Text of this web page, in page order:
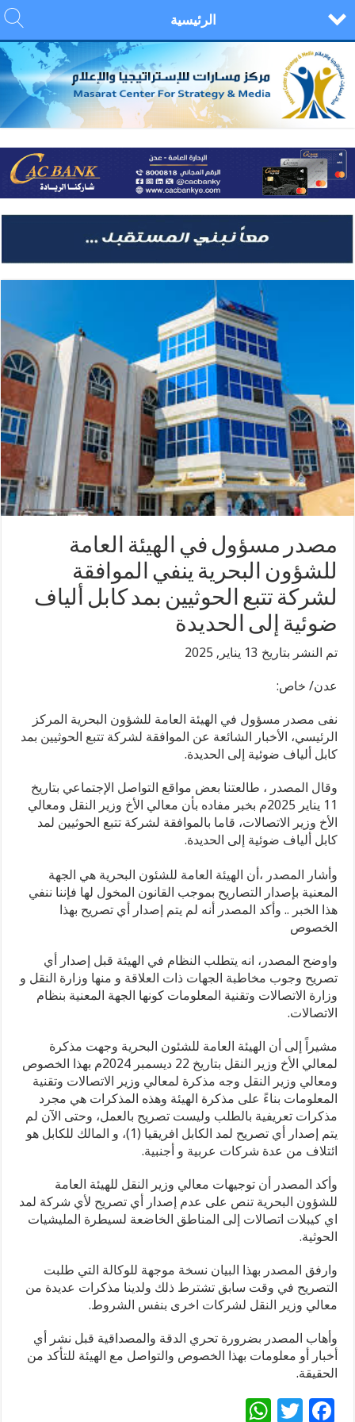
مصدر مسؤول في الهيئة العامة
للشؤون البحرية ينفي الموافقة
لشركة تتبع الحوثيين بمد كابل ألياف
ضوئية إلى الحديدة
تم النشر بتاريخ 13 يناير, 2025
عدن/ خاص:
نفى مصدر مسؤول في الهيئة العامة للشؤون البحرية المركز
الرئيسي، الأخبار الشائعة عن الموافقة لشركة تتبع الحوثيين بمد
كابل ألياف ضوئية إلى الحديدة.
وقال المصدر ، طالعتنا بعض مواقع التواصل الإجتماعي بتاريخ
11 يناير 2025م ‏بخبر مفاده بأن معالي الأخ وزير النقل ومعالي
الأخ وزير الاتصالات، قاما بالموافقة لشركة تتبع الحوثيين لمد
كابل ألياف ضوئية إلى الحديدة.
وأشار المصدر ،أن الهيئة العامة للشئون البحرية هي الجهة
المعنية بإصدار التصاريح بموجب القانون المخول لها فإننا ننفي
هذا الخبر .. وأكد المصدر أنه لم يتم إصدار أي تصريح بهذا
الخصوص
واوضح المصدر، انه يتطلب النظام في الهيئة قبل إصدار أي
تصريح وجوب مخاطبة الجهات ذات العلاقة و منها وزارة النقل و
وزارة الاتصالات وتقنية المعلومات كونها الجهة المعنية بنظام
الاتصالات.
مشيراً إلى أن الهيئة العامة للشئون البحرية وجهت مذكرة
لمعالي الأخ وزير النقل بتاريخ 22 ديسمبر 2024م بهذا الخصوص
ومعالي وزير النقل وجه مذكرة لمعالي وزير الاتصالات وتقنية
المعلومات بناءً على مذكرة الهيئة وهذه المذكرات هي مجرد
مذكرات تعريفية بالطلب وليست تصريح بالعمل، وحتى الآن لم
يتم إصدار أي تصريح لمد الكابل ‏افريقيا (1)، و المالك للكابل هو
ائتلاف من عدة شركات عربية و أجنبية.
وأكد المصدر أن توجيهات معالي وزير النقل للهيئة العامة
للشؤون البحرية ‏تنص على عدم إصدار أي تصريح لأي شركة لمد
اي كيبلات اتصالات إلى المناطق الخاضعة لسيطرة المليشيات
الحوثية.
وارفق المصدر بهذا البيان نسخة موجهة للوكالة التي طلبت
التصريح في وقت سابق تشترط ذلك ولدينا مذكرات عديدة من
معالي وزير النقل لشركات اخرى بنفس الشروط.
وأهاب المصدر بضرورة تحري الدقة والمصداقية قبل نشر أي
أخبار أو معلومات بهذا الخصوص والتواصل مع الهيئة للتأكد من
الحقيقة.
F
T
الرئيسية